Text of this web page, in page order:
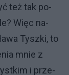
też tak po­
Więc na­
Tysz­ki, to
mnie z
i prze­